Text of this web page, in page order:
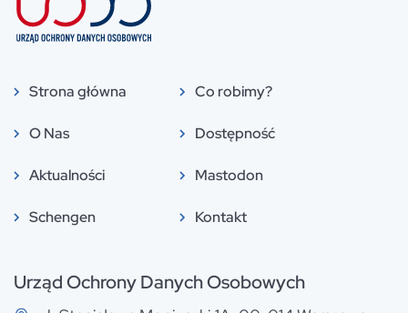
Strona główna
O Nas
Aktualności
Schengen
Co robimy?
Dostępność
Mastodon
Kontakt
Urząd Ochrony Danych Osobowych